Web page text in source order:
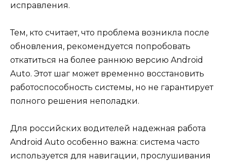
исправления.
Тем, кто считает, что проблема возникла после
обновления, рекомендуется попробовать
откатиться на более раннюю версию Android
Auto. Этот шаг может временно восстановить
работоспособность системы, но не гарантирует
полного решения неполадки.
Для российских водителей надежная работа
Android Auto особенно важна: система часто
используется для навигации, прослушивания